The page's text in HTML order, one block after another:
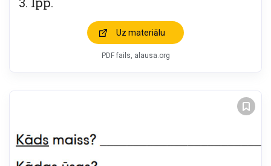
Uz materiālu
PDF fails, alausa.org